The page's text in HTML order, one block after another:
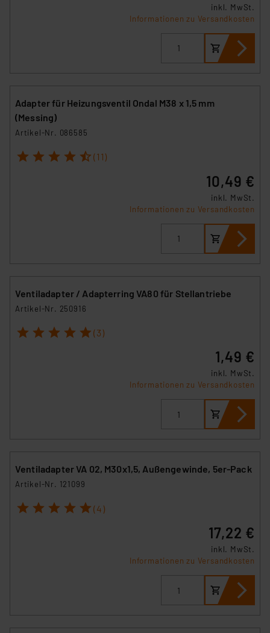
inkl. MwSt.
Informationen zu Versandkosten
Adapter für Heizungsventil Ondal M38 x 1,5 mm
(Messing)
Artikel-Nr. 086585
1 2 3 4 5 (11)
10,49 €
inkl. MwSt.
Informationen zu Versandkosten
Ventiladapter / Adapterring VA80 für Stellantriebe
Artikel-Nr. 250916
1 2 3 4 5 (3)
1,49 €
inkl. MwSt.
Informationen zu Versandkosten
Ventiladapter VA 02, M30x1,5, Außengewinde, 5er-Pack
Artikel-Nr. 121099
1 2 3 4 5 (4)
17,22 €
inkl. MwSt.
Informationen zu Versandkosten